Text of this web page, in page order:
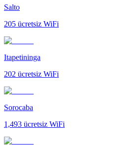
Salto
205 ücretsiz WiFi
Itapetininga
202 ücretsiz WiFi
Sorocaba
1,493 ücretsiz WiFi